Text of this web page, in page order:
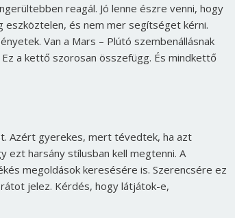
reagál. Jó lenne észre venni, hogy
és nem mer segítséget kérni.
Van a Mars – Plútó szembenállásnak
a kettő szorosan összefügg. És mindkettő
Azért gyerekes, mert tévedtek, ha azt
ezt harsány stílusban kell megtenni. A
megoldások keresésére is. Szerencsére ez
jelez. Kérdés, hogy látjátok-e,